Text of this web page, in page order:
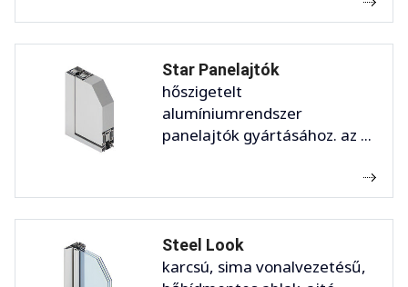
Star Panelajtók
hőszigetelt
alumíniumrendszer
panelajtók gyártásához. az ...
Steel Look
karcsú, sima vonalvezetésű,